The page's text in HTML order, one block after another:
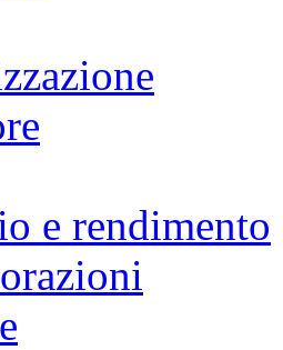
e rendimento